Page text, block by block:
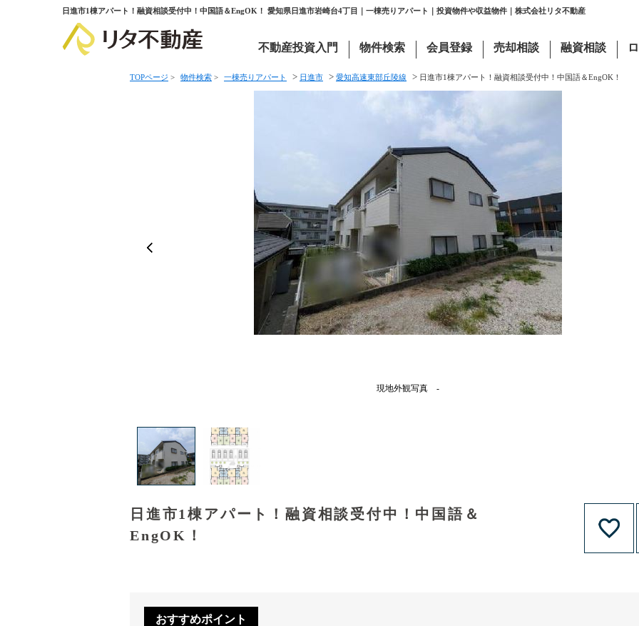
日進市1棟アパート！融資相談受付中！中国語＆EngOK！ 愛知県日進市岩崎台4丁目｜一棟売りアパート｜投資物件や収益物件｜株式会社リタ不動産
不動産投資入門 物件検索 会員登録 売却相談 融資相談
TOPページ > 物件検索 > 一棟売りアパート > 日進市 > 愛知高速東部丘陵線 > 日進市1棟アパート！融資相談受付中！中国語＆EngOK！
現地外観写真 -
日進市1棟アパート！融資相談受付中！中国語＆
EngOK！
おすすめポイント